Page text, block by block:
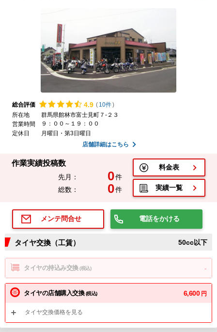
総合評価 4.9 ( 10件)
所在地
群馬県館林市富士見町７-２３
営業時間
９：００～１９：００
定休日
月曜日・第3日曜日
店舗詳細はこちら
作業実績投稿数
先月： 0件
総数：
0件
料金表
実績一覧
メンテ問合せ 電話をかける
タイヤ交換（工賃） 50cc以下
タイヤの持込み交換(税込) -
タイヤの店舗購入交換(税込) 6,600 円
タイヤ交換価格を見る